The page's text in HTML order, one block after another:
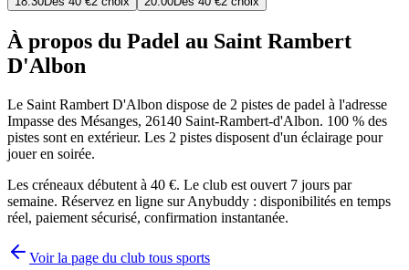
À propos du Padel au Saint Rambert
D'Albon
Le Saint Rambert D'Albon dispose de 2 pistes de padel à l'adresse
Impasse des Mésanges, 26140 Saint-Rambert-d'Albon. 100 % des
pistes sont en extérieur. Les 2 pistes disposent d'un éclairage pour
jouer en soirée.
Les créneaux débutent à 40 €. Le club est ouvert 7 jours par
semaine. Réservez en ligne sur Anybuddy : disponibilités en temps
réel, paiement sécurisé, confirmation instantanée.
Voir la page du club tous sports